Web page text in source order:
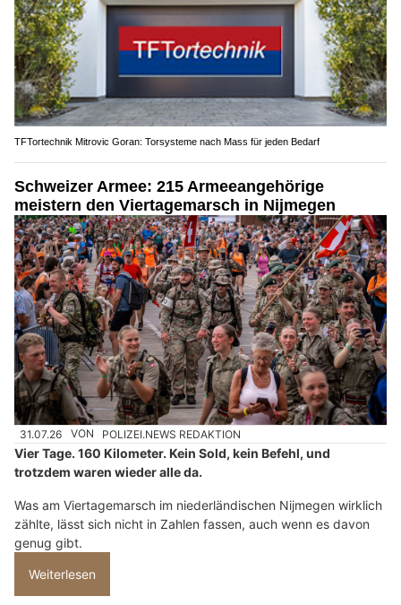
TFTortechnik Mitrovic Goran: Torsysteme nach Mass für jeden Bedarf
Schweizer Armee: 215 Armeeangehörige
meistern den Viertagemarsch in Nijmegen
31.07.26 VON POLIZEI.NEWS REDAKTION
Vier Tage. 160 Kilometer. Kein Sold, kein Befehl, und
trotzdem waren wieder alle da.
Was am Viertagemarsch im niederländischen Nijmegen wirklich
zählte, lässt sich nicht in Zahlen fassen, auch wenn es davon
genug gibt.
Weiterlesen